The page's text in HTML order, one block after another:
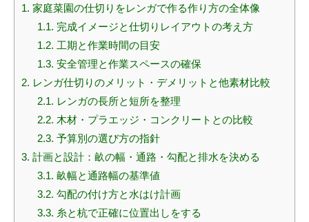
1. 家庭菜園の仕切りをレンガで作る作り方の全体像
1.1. 完成イメージと仕切りレイアウトの考え方
1.2. 工期と作業時間の目安
1.3. 安全管理と作業スペースの確保
2. レンガ仕切りのメリット・デメリットと他素材比較
2.1. レンガの長所と短所を整理
2.2. 木材・プラエッジ・コンクリートとの比較
2.3. 予算別の選び方の指針
3. 計画と設計：畝の幅・通路・勾配と排水を決める
3.1. 畝幅と通路幅の基準値
3.2. 勾配の付け方と水はけ計画
3.3. 糸と杭で正確に位置出しをする